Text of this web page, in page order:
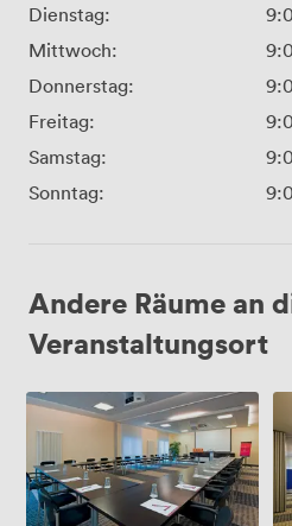
Dienstag:
Mittwoch:
Donnerstag:
Freitag:
Samstag:
Sonntag:
Andere Räume an
Veranstaltungsort
MENAGE
4